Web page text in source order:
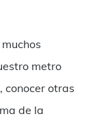
metro
conocer otras
de la